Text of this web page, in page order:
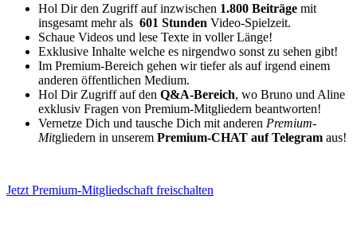
Hol Dir den Zugriff auf inzwischen 1.800 Beiträge mit
insgesamt mehr als 601 Stunden Video-Spielzeit.
Schaue Videos und lese Texte in voller Länge!
Exklusive Inhalte welche es nirgendwo sonst zu sehen gibt!
Im Premium-Bereich gehen wir tiefer als auf irgend einem
anderen öffentlichen Medium.
Hol Dir Zugriff auf den Q&A-Bereich, wo Bruno und Aline
exklusiv Fragen von Premium-Mitgliedern beantworten!
Vernetze Dich und tausche Dich mit anderen Premium-
Mitgliedern in unserem Premium-CHAT auf Telegram aus!
Jetzt Premium-Mitgliedschaft freischalten